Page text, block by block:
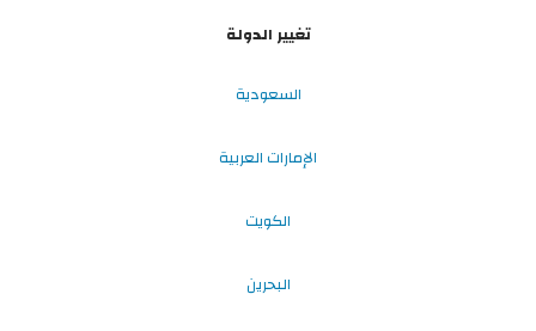
تغيير الدولة
السعودية
الإمارات العربية
الكويت
البحرين